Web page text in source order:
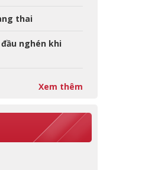
thai
nghén khi
Xem thêm